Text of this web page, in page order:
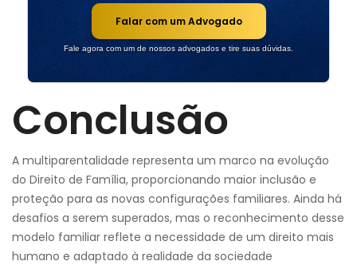
Falar com um Advogado
Fale agora com um de nossos advogados e tire suas dúvidas.
Conclusão
A multiparentalidade representa um marco na evolução
do Direito de Família, proporcionando maior inclusão e
proteção para as novas configurações familiares. Ainda há
desafios a serem superados, mas o reconhecimento desse
modelo familiar reflete a necessidade de um direito mais
humano e adaptado à realidade da sociedade